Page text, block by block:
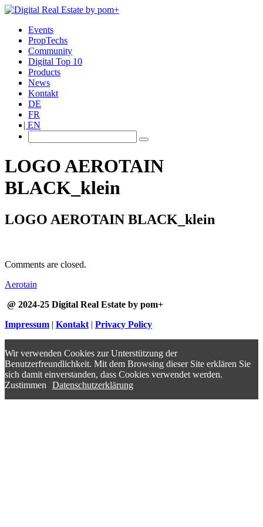
Events
PropTechs
Community
Digital Top 10
Products
News
Kontakt
DE
FR
EN
LOGO AEROTAIN
BLACK_klein
LOGO AEROTAIN BLACK_klein
Comments are closed.
Aerotain
@ 2024-25 Digital Real Estate by pom+
Impressum | Kontakt | Privacy Policy
Wir verwenden Cookies zur Unterstützung der
Benutzerfreundlichkeit. Mit dem Browsing dieser Site erklären Sie
sich damit einverstanden, dass Cookies verwendet werden.
Zustimmen
Datenschutzerklärung